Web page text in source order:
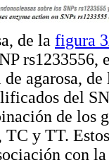
de la figura
rs1233556,
agarosa,
del
de los
y TT.
con